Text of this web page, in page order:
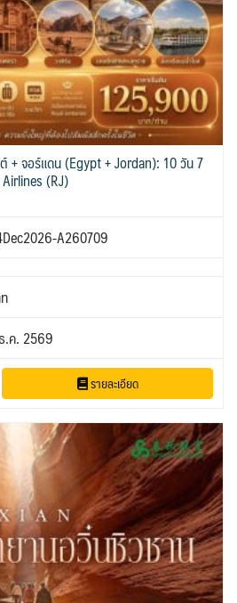
จอร์แดน (Egypt + Jordan): 10 วัน 7
(RJ)
A260709
.ค. 2569
รายละเอียด